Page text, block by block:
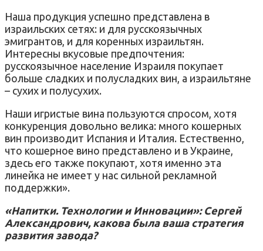
Наша продукция успешно представлена в
израильских сетях: и для русскоязычных
эмигрантов, и для коренных израильтян.
Интересны вкусовые предпочтения:
русскоязычное население Израиля покупает
больше сладких и полусладких вин, а израильтяне
– сухих и полусухих.
Наши игристые вина пользуются спросом, хотя
конкуренция довольно велика: много кошерных
вин производит Испания и Италия. Естественно,
что кошерное вино представлено и в Украине,
здесь его также покупают, хотя именно эта
линейка не имеет у нас сильной рекламной
поддержки».
«Напитки. Технологии и Инновации»: Сергей
Александрович, какова была ваша стратегия
развития завода?